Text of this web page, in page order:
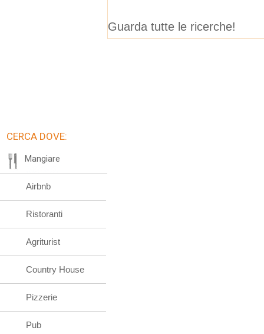
Guarda tutte le ricerche!
CERCA DOVE:
Mangiare
Airbnb
Ristoranti
Agriturist
Country House
Pizzerie
Pub